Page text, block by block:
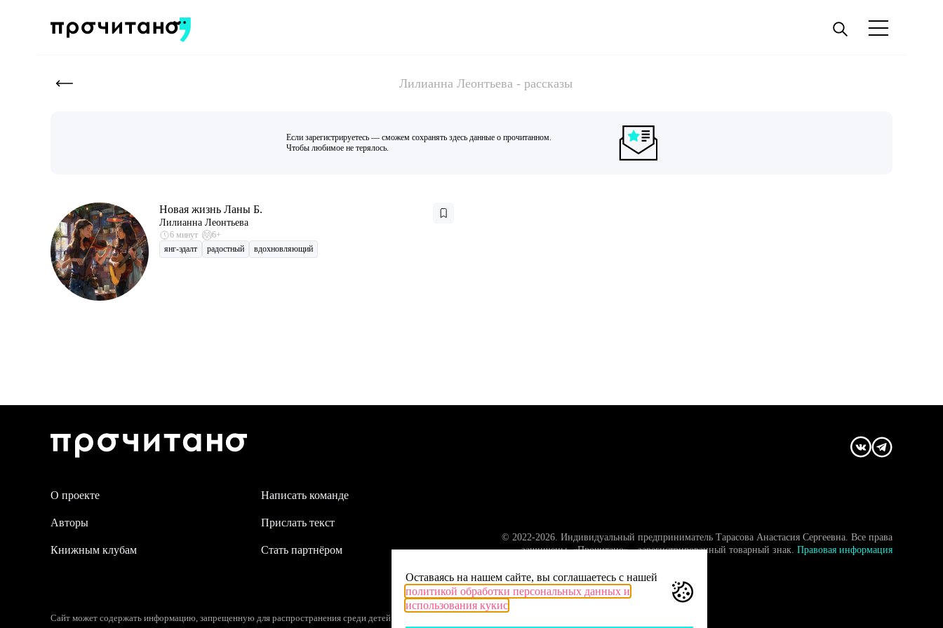
Лилианна Леонтьева - рассказы
Если зарегистрируетесь — сможем сохранять здесь данные о прочитанном.
Чтобы любимое не терялось.
Новая жизнь Ланы Б.
Лилианна Леонтьева
6 минут
6+
янг-эдалт
радостный вдохновляющий
О проекте Написать команде
Авторы Прислать текст
Книжным клубам Стать партнёром
© 2022-2026. Индивидуальный предприниматель Тарасова Анастасия Сергеевна. Все права
защищены. «Прочитано» - зарегистрированный товарный знак. Правовая информация
Сайт может содержать информацию, запрещенную для распространения среди детей (18+) – следите за возрастной маркировкой.
Оставаясь на нашем сайте, вы соглашаетесь с нашей
политикой обработки персональных данных и
использования кукис